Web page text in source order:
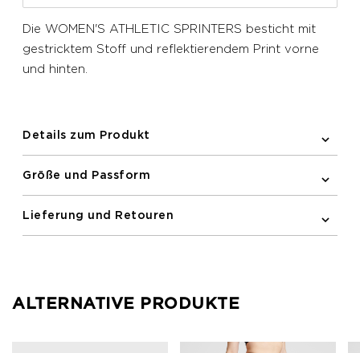
Die WOMEN'S ATHLETIC SPRINTERS besticht mit
gestricktem Stoff und reflektierendem Print vorne
und hinten.
Details zum Produkt
Größe und Passform
Lieferung und Retouren
ALTERNATIVE PRODUKTE